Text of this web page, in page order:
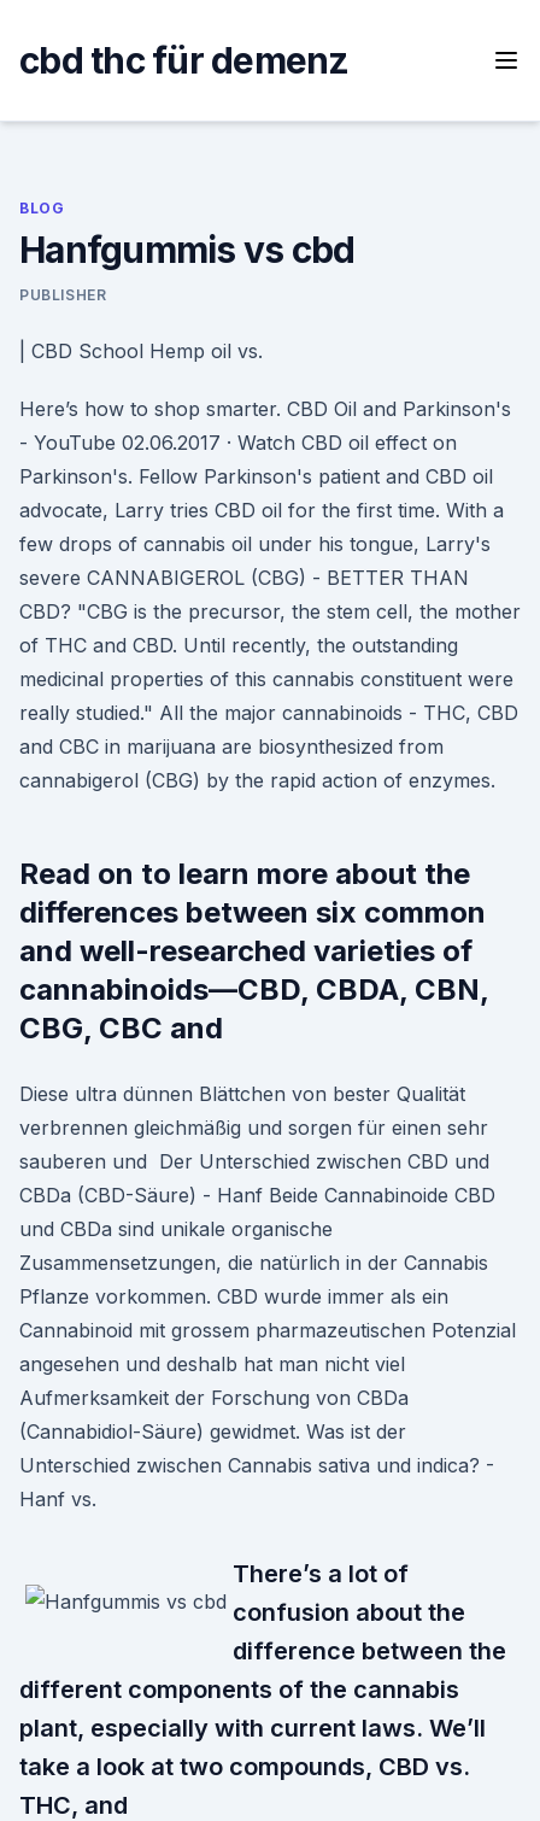
content
cbd thc für demenz
BLOG
Hanfgummis vs cbd
PUBLISHER
| CBD School Hemp oil vs.
Here’s how to shop smarter. CBD Oil and Parkinson's
- YouTube 02.06.2017 · Watch CBD oil effect on
Parkinson's. Fellow Parkinson's patient and CBD oil
advocate, Larry tries CBD oil for the first time. With a
few drops of cannabis oil under his tongue, Larry's
severe CANNABIGEROL (CBG) - BETTER THAN
CBD? "CBG is the precursor, the stem cell, the mother
of THC and CBD. Until recently, the outstanding
medicinal properties of this cannabis constituent were
really studied." All the major cannabinoids - THC, CBD
and CBC in marijuana are biosynthesized from
cannabigerol (CBG) by the rapid action of enzymes.
Read on to learn more about the
differences between six common
and well-researched varieties of
cannabinoids—CBD, CBDA, CBN,
CBG, CBC and
Diese ultra dünnen Blättchen von bester Qualität
verbrennen gleichmäßig und sorgen für einen sehr
sauberen und Der Unterschied zwischen CBD und
CBDa (CBD-Säure) - Hanf Beide Cannabinoide CBD
und CBDa sind unikale organische
Zusammensetzungen, die natürlich in der Cannabis
Pflanze vorkommen. CBD wurde immer als ein
Cannabinoid mit grossem pharmazeutischen Potenzial
angesehen und deshalb hat man nicht viel
Aufmerksamkeit der Forschung von CBDa
(Cannabidiol-Säure) gewidmet. Was ist der
Unterschied zwischen Cannabis sativa und indica? -
Hanf vs.
There’s a lot of
confusion about the
difference between the
different components of the cannabis
plant, especially with current laws. We’ll
take a look at two compounds, CBD vs.
THC, and